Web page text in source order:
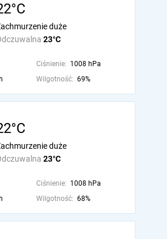
23°C
duże
Ciśnienie: 1008 hPa
Wilgotność: 69%
23°C
duże
Ciśnienie: 1008 hPa
Wilgotność: 68%